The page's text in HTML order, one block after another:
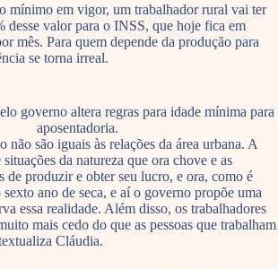
mínimo em vigor, um trabalhador rural vai ter
desse valor para o INSS, que hoje fica em
mês. Para quem depende da produção para
se torna irreal.
governo altera regras para idade mínima para
aposentadoria.
não são iguais às relações da área urbana. A
da natureza que ora chove e as
de produzir e obter seu lucro, e ora, como é
sexto ano de seca, e aí o governo propõe uma
essa realidade. Além disso, os trabalhadores
mais cedo do que as pessoas que trabalham
Cláudia.